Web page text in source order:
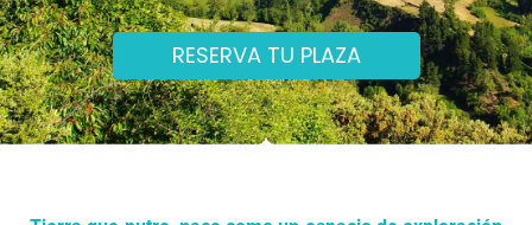
RESERVA TU PLAZA